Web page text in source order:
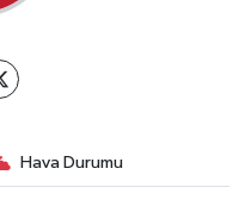
Hava Durumu